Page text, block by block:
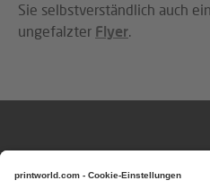
Sie selbstverständlich auch
ungefalzter Flyer.